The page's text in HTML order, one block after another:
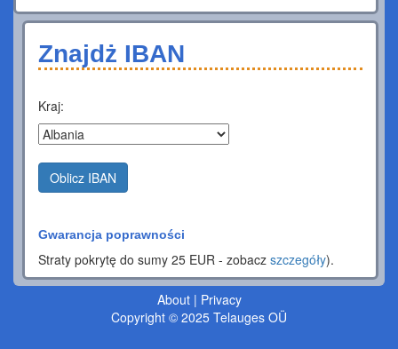
Znajdż IBAN
Kraj:
Oblicz IBAN
Gwarancja poprawności
Straty pokrytę do sumy 25 EUR - zobacz szczegóły).
About| Privacy
Copyright © 2025 Telauges OÜ